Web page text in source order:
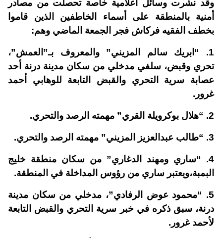
وقد نشرت وسائل اعلامية خاصة تحصلت من مصادر
أمنية بالمنطقة على أسماء الخاطفين الذين قاموا
بخطف الفقيه فركاش فجر الجمعة الماضي وهم:
1. “ابريك سالم المزيني” والمعروف بـ”العمش”،
تحري وقبض، سلفي مدخلي من سكان مدينة درنة أحد
عصابة سرية التحري والقبض التابعة للوهابي أحمد
غرور.
2. “هلال بوكرويلة القري” مهمته الرصد والتحري.
3. “طالب عبدالعزيز المزيني” مهمته الرصد والتحري.
4. “ساري ومهند الدغاري” من سكان منطقة خليج
البمبة،ويعتبر ساري من رؤوس المداخلة في المنطقة.
5. “محمود عوض الرفادي”، مدخلي من سكان مدينة
درنة، سبق ذكره في خبر سرية التحري والقبض التابعة
لأحمد غرور.